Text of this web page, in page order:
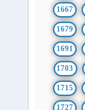
1667
1679
1691
1703
1715
1727